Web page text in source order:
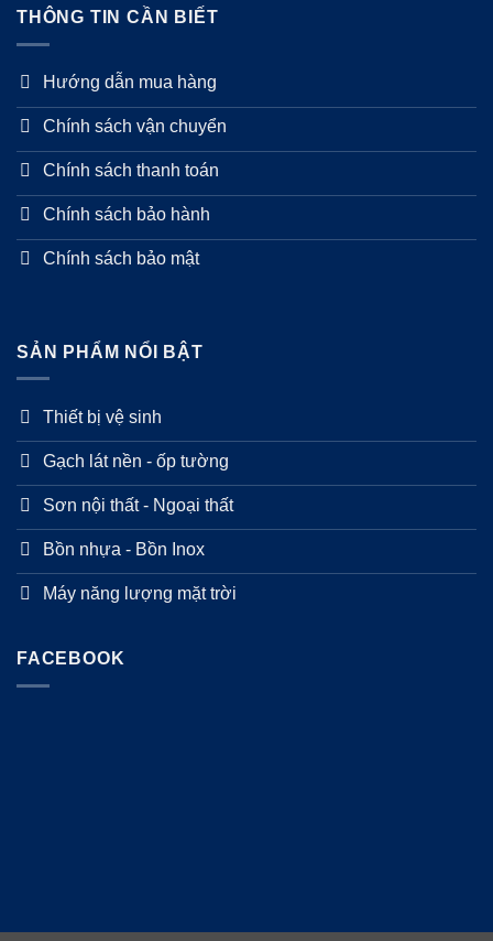
THÔNG TIN CẦN BIẾT
Hướng dẫn mua hàng
Chính sách vận chuyển
Chính sách thanh toán
Chính sách bảo hành
Chính sách bảo mật
SẢN PHẨM NỔI BẬT
Thiết bị vệ sinh
Gạch lát nền - ốp tường
Sơn nội thất - Ngoại thất
Bồn nhựa - Bồn Inox
Máy năng lượng mặt trời
FACEBOOK